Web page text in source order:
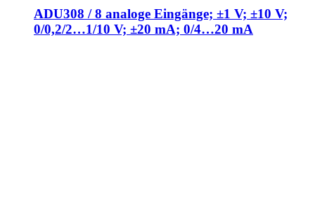
ADU308 / 8 analoge Eingänge; ±1 V; ±10 V;
0/0,2/2…1/10 V; ±20 mA; 0/4…20 mA